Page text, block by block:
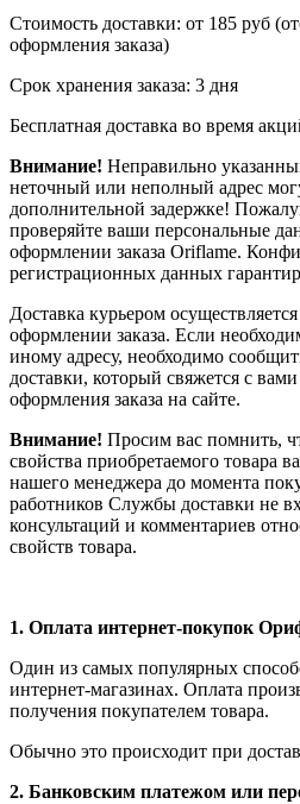
Стоимость доставки: от 185 руб
оформления заказа)
Срок хранения заказа: 3 дня
Бесплатная доставка во время
Внимание! Неправильно
неточный или неполный адрес
дополнительной задержке!
проверяйте ваши персональные
оформлении заказа Oriflame.
регистрационных данных
Доставка курьером
оформлении заказа. Если
иному адресу, необходимо
доставки, который свяжется с
оформления заказа на сайте.
Внимание! Просим вас помнить,
свойства приобретаемого товара
нашего менеджера до момента
работников Службы доставки не
консультаций и комментариев
свойств товара.
1. Оплата интернет-покупок
Один из самых популярных
интернет-магазинах. Оплата
получения покупателем товара.
Обычно это происходит при
2. Банковским платежом или